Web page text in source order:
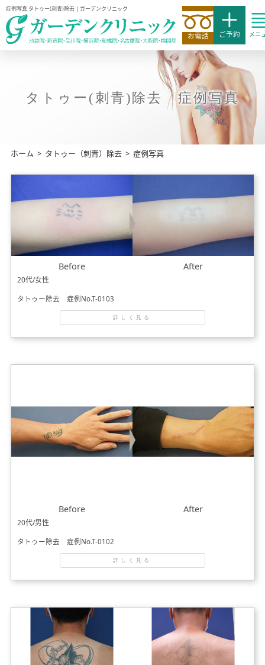
症例写真 タトゥー(刺青)除去 | ガーデンクリニック
お電話 ご予約 メニ
タトゥー(刺青)除去 症例写真
ホーム > タトゥー（刺青）除去> 症例写真
Before After
20代/女性
タトゥー除去 症例No.T-0103
詳しく見る
Before After
20代/男性
タトゥー除去 症例No.T-0102
詳しく見る